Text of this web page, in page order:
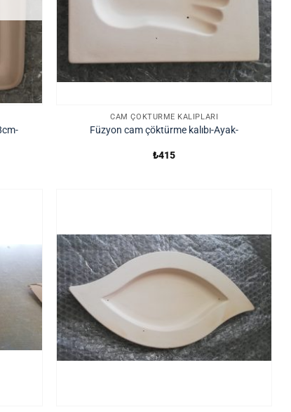
CAM ÇÖKTÜRME KALIPLARI
Füzyon cam çöktürme kalıbı-Ayak-
₺415